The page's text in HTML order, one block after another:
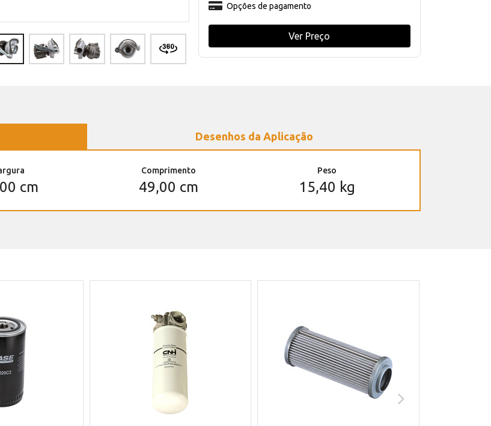
Opções de pagamento
Ver Preço
Desenhos da Aplicação
cm
Comprimento
49,00 cm
Peso
15,40 kg